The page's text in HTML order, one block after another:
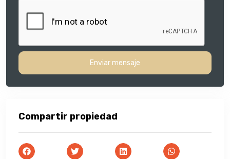
Enviar mensaje
Compartir propiedad